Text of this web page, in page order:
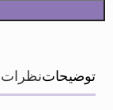
توضیحاتنظرات